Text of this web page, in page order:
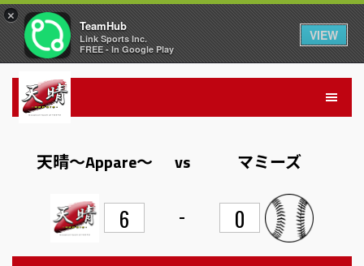
天晴〜Appare〜 vs マミーズ
6 - 0
×
TeamHub
Link Sports Inc.
FREE - In Google Play
VIEW